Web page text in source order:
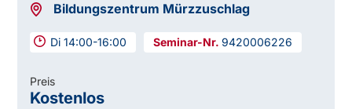
Bildungszentrum Mürzzuschlag
Di 14:00-16:00 9420006226
Preis
Kostenlos